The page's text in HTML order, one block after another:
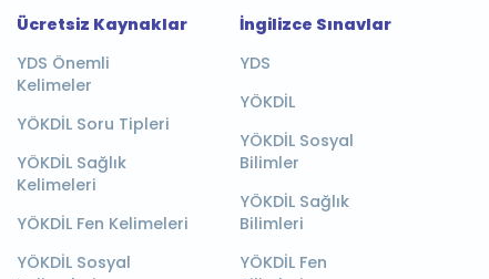
Ücretsiz Kaynaklar
YDS Önemli
Kelimeler
YÖKDİL Soru Tipleri
YÖKDİL Sağlık
Kelimeleri
YÖKDİL Fen Kelimeleri
YÖKDİL Sosyal
İngilizce Sınavlar
YDS
YÖKDİL
YÖKDİL Sosyal
Bilimler
YÖKDİL Sağlık
Bilimleri
YÖKDİL Fen